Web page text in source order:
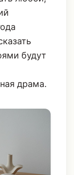
будут
драма.